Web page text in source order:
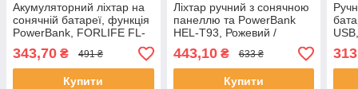
Акумуляторний ліхтар на
сонячній батареї, функція
PowerBank, FORLIFE FL-
3130 / Ручний ліхтар із
бічним світлом
343,70 ₴ 491 ₴
Купити
Ліхтар ручний з сонячною
панеллю та PowerBank
HEL-T93, Рожевий /
Кемпінговий переносний
ліхтар на акумуляторі
443,10₴ 633 ₴
Купити